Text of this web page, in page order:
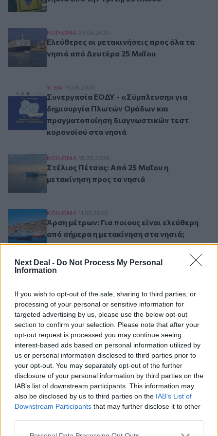
Next Deal - Do Not Process My Personal
Information
If you wish to opt-out of the sale, sharing to third parties, or
processing of your personal or sensitive information for
targeted advertising by us, please use the below opt-out
section to confirm your selection. Please note that after your
opt-out request is processed you may continue seeing
interest-based ads based on personal information utilized by
us or personal information disclosed to third parties prior to
your opt-out. You may separately opt-out of the further
disclosure of your personal information by third parties on the
IAB’s list of downstream participants. This information may
also be disclosed by us to third parties on the IAB’s List of
Downstream Participants that may further disclose it to other
Ελεύθερες οι μετακινήσεις προς όλα τα
ΚΟΙΝΩΝΙΑ 23.05.2020
Ελεύθερες οι μετακινήσεις προς όλα τα
νησιά από Δευτέρα 25 Μαΐου
Συνεργασία ΕΟΔΥ - «Σύμπλευση» για
ΥΓΕΙΑ 19.05.2020
Συνεργασία ΕΟΔΥ - «Σύμπλευση» για
δημιουργία Πλωτών Ομάδων και
πραγματοποίηση διαγνωστικών τεστ
κορονοϊού στα νησιά
Στέλιος Πέτσας: Από 25 Μαΐου η μετακίνηση
ΚΟΙΝΩΝΙΑ 18.05.2020
Στέλιος Πέτσας: Από 25 Μαΐου η
μετακίνηση προς τα νησιά
Άρση μέτρων: Για ποιους είναι ελεύθερη από
ΚΟΙΝΩΝΙΑ 11.05.2020
Άρση μέτρων: Για ποιους είναι ελεύθερη
από σήμερα η μετακίνηση στα νησιά;
Current page
Ροή ειδήσεων Δημοφιλή
14:38
Θεόδωρος Τέγος (ΓΝΑ ΕΥΑΓΓΕΛΙΣΜΟΣ): Νέο παράθυρο
ελπίδας για τους ογκολογικούς ασθενείς μέσω κλινικών
δοκιμών